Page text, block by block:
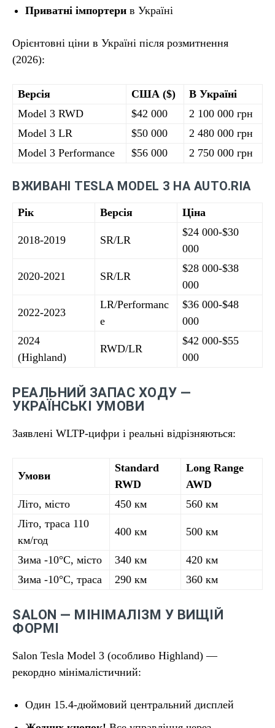
Приватні імпортери в Україні
Орієнтовні ціни в Україні після розмитнення
(2026):
Версія США ($)
В Україні
Model 3 RWD
$42 000
2 100 000 грн
Model 3 LR
$50 000
2 480 000 грн
Model 3 Performance
$56 000 2 750 000 грн
ВЖИВАНІ TESLA MODEL 3 НА AUTO.RIA
Рік Версія Ціна
2018-2019 SR/LR
$24 000-$30
000
2020-2021 SR/LR
$28 000-$38
000
2022-2023
LR/Performanc
e
$36 000-$48
000
2024
(Highland)
RWD/LR
$42 000-$55
000
РЕАЛЬНИЙ ЗАПАС ХОДУ —
УКРАЇНСЬКІ УМОВИ
Заявлені WLTP-цифри і реальні відрізняються:
Умови
Standard
RWD
Long Range
AWD
Літо, місто
450 км
560 км
Літо, траса 110
км/год
400 км 500 км
Зима -10°C, місто 340 км
420 км
Зима -10°C, траса
290 км 360 км
SALON — МІНІМАЛІЗМ У ВИЩІЙ
ФОРМІ
Salon Tesla Model 3 (особливо Highland) —
рекордно мінімалістичний:
Один 15.4-дюймовий центральний дисплей